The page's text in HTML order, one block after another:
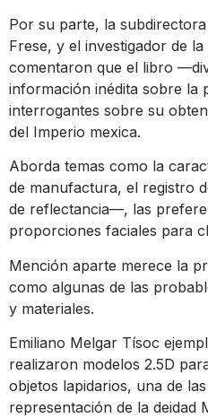
Por su parte, la
Frese, y el investigador de
comentaron que el libro
información inédita sobre la
interrogantes sobre su
del Imperio mexica.
Aborda temas como la
de manufactura, el registro
de reflectancia—, las
proporciones faciales para
Mención aparte merece la
como algunas de las
y materiales.
Emiliano Melgar Tísoc
realizaron modelos 2.5D
objetos lapidarios, una de
representación de la deidad